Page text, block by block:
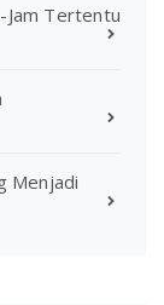
Jam Tertentu
Menjadi